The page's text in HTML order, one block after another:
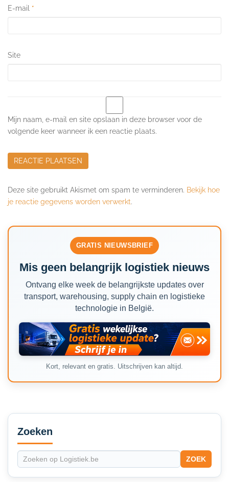
E-mail *
Site
Mijn naam, e-mail en site opslaan in deze browser voor de
volgende keer wanneer ik een reactie plaats.
Deze site gebruikt Akismet om spam te verminderen. Bekijk hoe
je reactie gegevens worden verwerkt.
GRATIS NIEUWSBRIEF
Mis geen belangrijk logistiek nieuws
Ontvang elke week de belangrijkste updates over
transport, warehousing, supply chain en logistieke
technologie in België.
Kort, relevant en gratis. Uitschrijven kan altijd.
Secondary
Sidebar
Zoeken
ZOEK